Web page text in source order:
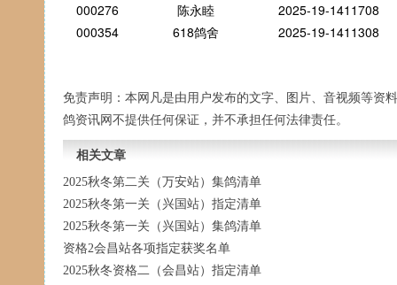
000276
陈永睦
2025-19-1411708
000354
618鸽舍 2025-19-1411308
免责声明：本网凡是由用户发布的文字、图片、音视频等资
鸽资讯网不提供任何保证，并不承担任何法律责任。
相关文章
2025秋冬第二关（万安站）集鸽清单
2025秋冬第一关（兴国站）指定清单
2025秋冬第一关（兴国站）集鸽清单
资格2会昌站各项指定获奖名单
2025秋冬资格二（会昌站）指定清单